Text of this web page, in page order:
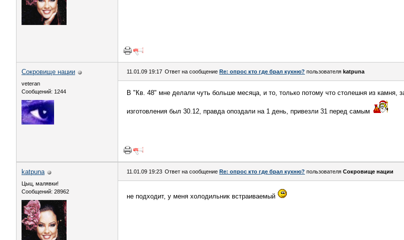
Сокровище нации
veteran
Сообщений: 1244
11.01.09 19:17 Ответ на сообщение Re: опрос кто где брал кухню? пользователя katpuna
В "Кв. 48" мне делали чуть больше месяца, и то, только потому что столешня из камня,
изготовления был 30.12, правда опоздали на 1 день, привезли 31 перед самым
katpuna
Цыц, малявки!
Сообщений: 28962
11.01.09 19:23 Ответ на сообщение Re: опрос кто где брал кухню? пользователя Сокровище нации
не подходит, у меня холодильник встраиваемый